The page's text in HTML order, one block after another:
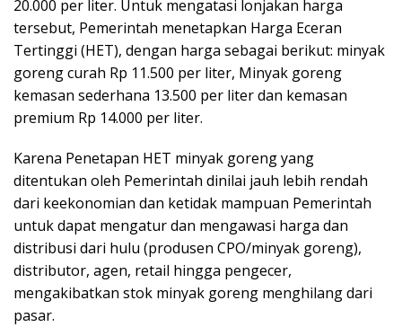
20.000 per liter. Untuk mengatasi lonjakan harga
tersebut, Pemerintah menetapkan Harga Eceran
Tertinggi (HET), dengan harga sebagai berikut: minyak
goreng curah Rp 11.500 per liter, Minyak goreng
kemasan sederhana 13.500 per liter dan kemasan
premium Rp 14.000 per liter.
Karena Penetapan HET minyak goreng yang
ditentukan oleh Pemerintah dinilai jauh lebih rendah
dari keekonomian dan ketidak mampuan Pemerintah
untuk dapat mengatur dan mengawasi harga dan
distribusi dari hulu (produsen CPO/minyak goreng),
distributor, agen, retail hingga pengecer,
mengakibatkan stok minyak goreng menghilang dari
pasar.